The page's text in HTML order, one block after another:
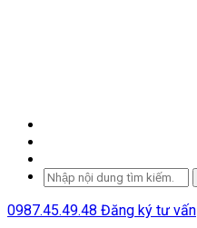
0987.45.49.48 Đăng ký tư vấn